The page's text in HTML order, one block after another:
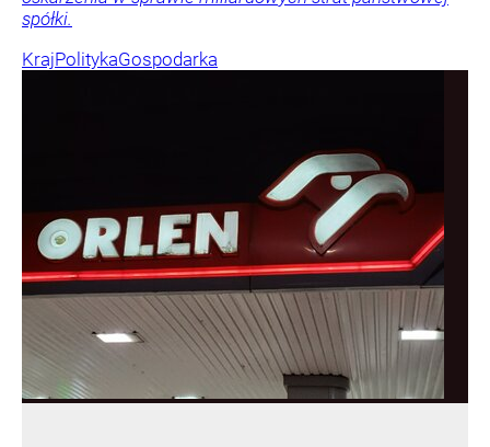
spółki.
KrajPolitykaGospodarka